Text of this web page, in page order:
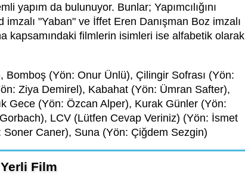
yapım da bulunuyor. Bunlar; Yapımcılığını
"Yaban" ve İffet Eren Danışman Boz imzalı
kapsamındaki filmlerin isimleri ise alfabetik olarak
Bomboş (Yön: Onur Ünlü), Çilingir Sofrası (Yön:
Ziya Demirel), Kabahat (Yön: Ümran Safter),
Gece (Yön: Özcan Alper), Kurak Günler (Yön:
LCV (Lütfen Cevap Veriniz) (Yön: İsmet
Soner Caner), Suna (Yön: Çiğdem Sezgin)
Yerli Film